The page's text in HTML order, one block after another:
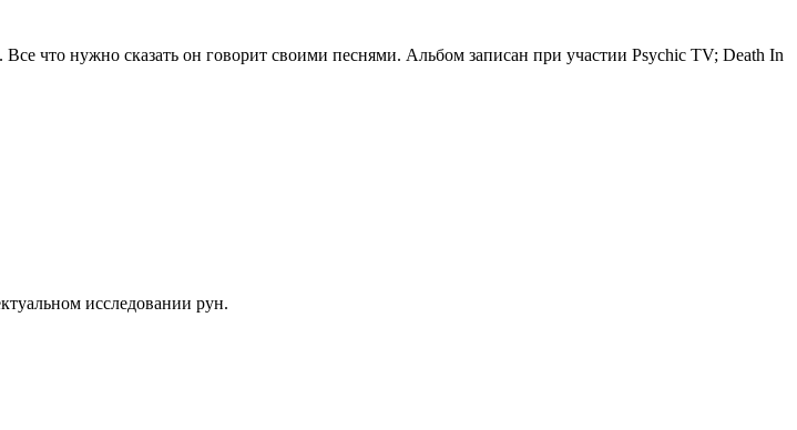
что нужно сказать он говорит своими песнями. Альбом записан при участии Psychic TV; Death In
исследовании рун.